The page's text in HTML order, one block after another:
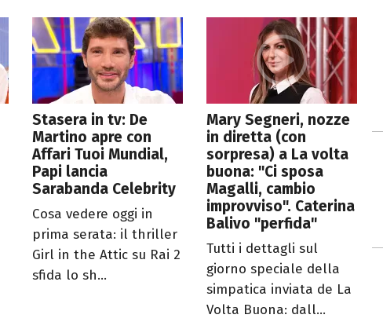
Stasera in tv: De
Martino apre con
Affari Tuoi Mundial,
Papi lancia
Sarabanda Celebrity
Cosa vedere oggi in
prima serata: il thriller
Girl in the Attic su Rai 2
sfida lo sh...
Mary Segneri, nozze
in diretta (con
sorpresa) a La volta
buona: "Ci sposa
Magalli, cambio
improvviso". Caterina
Balivo "perfida"
Tutti i dettagli sul
giorno speciale della
simpatica inviata de La
Volta Buona: dall...